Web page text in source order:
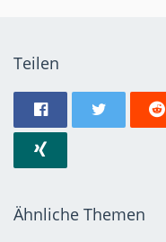
Teilen
Ähnliche Themen